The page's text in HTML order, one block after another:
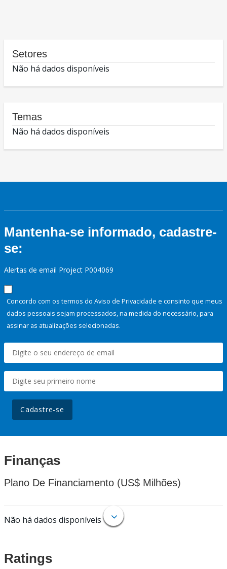
Setores
Não há dados disponíveis
Temas
Não há dados disponíveis
Mantenha-se informado, cadastre-
se:
Alertas de email Project P004069
Concordo com os termos do Aviso de Privacidade e consinto que meus
dados pessoais sejam processados, na medida do necessário, para
assinar as atualizações selecionadas.
Cadastre-se
Finanças
Plano De Financiamento (US$ Milhões)
Não há dados disponíveis
Ratings